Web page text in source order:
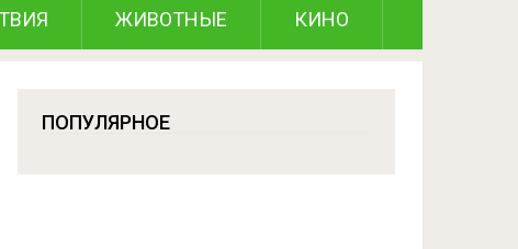
ЖИВОТНЫЕ КИНО
ПОПУЛЯРНОЕ